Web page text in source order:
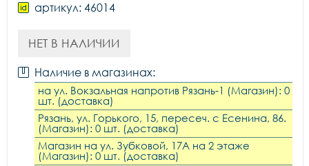
артикул: 46014
НЕТ В НАЛИЧИИ
Наличие в магазинах:
на ул. Вокзальная напротив Рязань-1 (Магазин): 0
шт. (доставка)
Рязань, ул. Горького, 15, пересеч. с Есенина, 86.
(Магазин): 0 шт. (доставка)
Магазин на ул. Зубковой, 17А на 2 этаже
(Магазин): 0 шт. (доставка)